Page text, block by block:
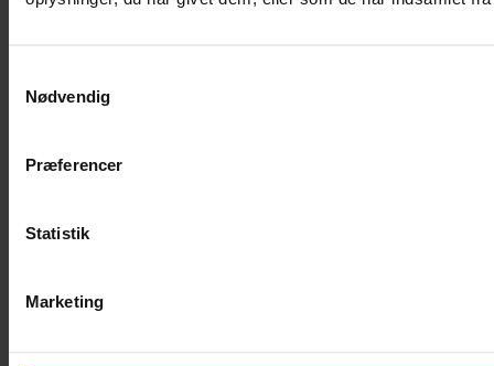
Nødvendig
Præferencer
Statistik
Marketing
Facebook-f Instagram
Handelsbetingelser
Handelsbetingelser
Om Yarn Every Wear